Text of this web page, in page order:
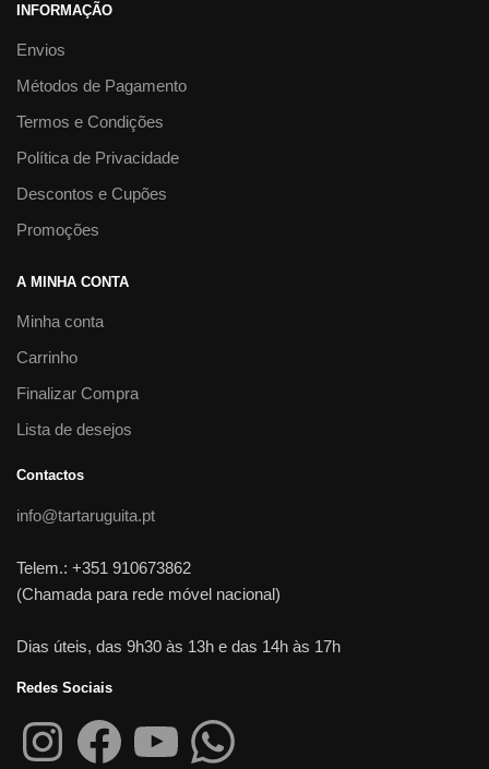
INFORMAÇÃO
Envios
Métodos de Pagamento
Termos e Condições
Política de Privacidade
Descontos e Cupões
Promoções
A MINHA CONTA
Minha conta
Carrinho
Finalizar Compra
Lista de desejos
Contactos
info@tartaruguita.pt
Telem.: +351 910673862
(Chamada para rede móvel nacional)
Dias úteis, das 9h30 às 13h e das 14h às 17h
Redes Sociais